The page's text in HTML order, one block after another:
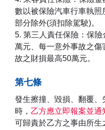
數以被保險汽車行車執
部分除外(須扣除駕駛)。
5. 第三人責任保險：保
萬元、每一意外事故之
故之財損最高50萬元。
第七條
發生擦撞、毀損、翻覆
時， 乙方應立即報案並
可歸責於乙方之事由所生